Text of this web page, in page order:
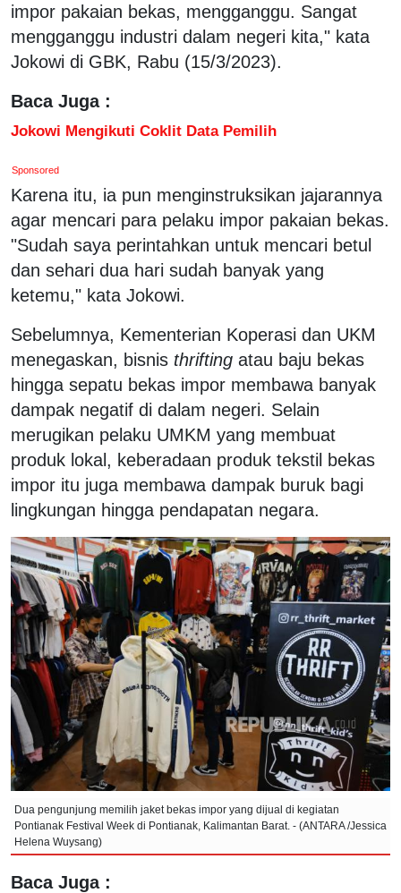
impor pakaian bekas, mengganggu. Sangat
mengganggu industri dalam negeri kita," kata
Jokowi di GBK, Rabu (15/3/2023).
Baca Juga :
Jokowi Mengikuti Coklit Data Pemilih
Sponsored
Karena itu, ia pun menginstruksikan jajarannya
agar mencari para pelaku impor pakaian bekas.
"Sudah saya perintahkan untuk mencari betul
dan sehari dua hari sudah banyak yang
ketemu," kata Jokowi.
Sebelumnya, Kementerian Koperasi dan UKM
menegaskan, bisnis thrifting atau baju bekas
hingga sepatu bekas impor membawa banyak
dampak negatif di dalam negeri. Selain
merugikan pelaku UMKM yang membuat
produk lokal, keberadaan produk tekstil bekas
impor itu juga membawa dampak buruk bagi
lingkungan hingga pendapatan negara.
Dua pengunjung memilih jaket bekas impor yang dijual di kegiatan
Pontianak Festival Week di Pontianak, Kalimantan Barat. - (ANTARA /Jessica
Helena Wuysang)
Baca Juga :